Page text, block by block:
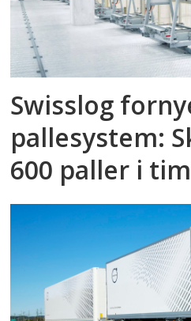
Swisslog
pallesystem:
600 paller i